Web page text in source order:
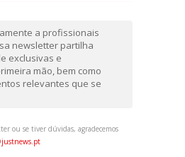
a profissionais
newsletter partilha
exclusivas e
mão, bem como
relevantes que se
ou se tiver dúvidas, agradecemos